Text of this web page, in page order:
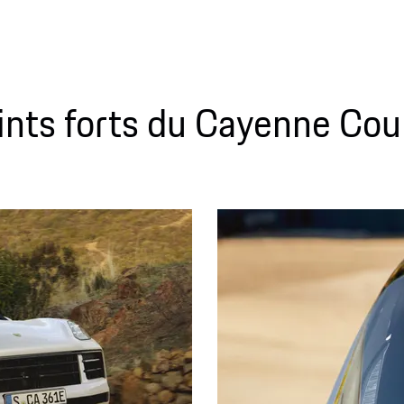
forts du Cayenne